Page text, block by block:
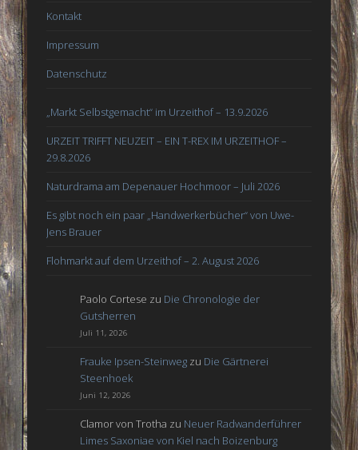
Kontakt
Impressum
Datenschutz
„Markt Selbstgemacht“ im Urzeithof – 13.9.2026
URZEIT TRIFFT NEUZEIT – EIN T-REX IM URZEITHOF –
29.8.2026
Naturdrama am Depenauer Hochmoor – Juli 2026
Es gibt noch ein paar „Handwerkerbücher“ von Uwe-
Jens Brauer
Flohmarkt auf dem Urzeithof – 2. August 2026
Paolo Cortese zu Die Chronologie der
Gutsherren
Juli 11, 2026
Frauke Ipsen-Steinweg zu Die Gärtnerei
Steenhoek
Juni 12, 2026
Clamor von Trotha zu Neuer Radwanderführer
Limes Saxoniae von Kiel nach Boizenburg